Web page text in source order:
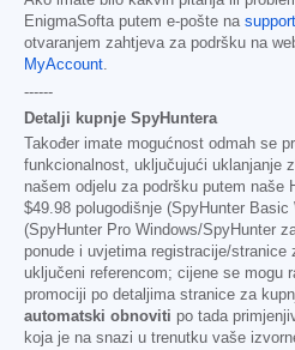
EnigmaSofta putem e-pošte na
otvaranjem zahtjeva za podršku na
MyAccount.
------
Detalji kupnje SpyHuntera
Također imate mogućnost odmah se
funkcionalnost, uključujući uklanjanje
našem odjelu za podršku putem naše
$49.98 polugodišnje (SpyHunter Basic
(SpyHunter Pro Windows/SpyHunter
ponude i uvjetima registracije/stranice
uključeni referencom; cijene se mogu
promociji po detaljima stranice za
automatski obnoviti po tada
koja je na snazi u trenutku vaše